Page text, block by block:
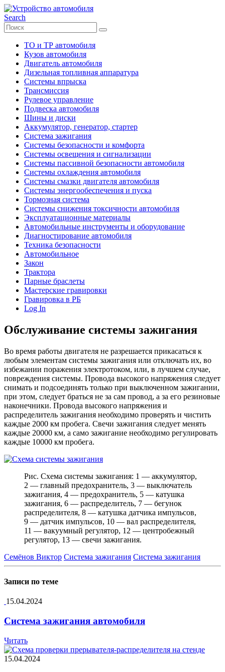
Search
ТО и ТР автомобиля
Кузов автомобиля
Двигатель автомобиля
Дизельная топливная аппаратура
Системы впрыска
Трансмиссия
Рулевое управление
Подвеска автомобиля
Шины и диски
Аккумулятор, генератор, стартер
Система зажигания
Системы безопасности и комфорта
Системы освещения и сигнализации
Системы пассивной безопасности автомобиля
Системы охлаждения автомобиля
Системы смазки двигателя автомобиля
Системы энергообеспечения и пуска
Тормозная система
Системы снижения токсичности автомобиля
Эксплуатационные материалы
Автомобильные инструменты и оборудование
Диагностирование автомобиля
Техника безопасности
Автомобильное
Закон
Трактора
Парные браслеты
Мастерские гравировки
Гравировка в РБ
Log In
Обслуживание системы зажигания
Во время работы двигателя не разрешается прикасаться к
любым элементам системы зажигания или отключать их, во
избежании поражения электротоком, или, в лучшем случае,
повреждения системы. Провода высокого напряжения следует
снимать и подсоединять только при выключенном зажигании,
при этом, следует браться не за сам провод, а за его резиновые
наконечники. Провода высокого напряжения и
распределитель зажигания необходимо проверять и чистить
каждые 2000 км пробега. Свечи зажигания следует менять
каждые 20000 км, а само зажигание необходимо регулировать
каждые 10000 км пробега.
Рис. Схема системы зажигания: 1 — аккумулятор,
2 — главный предохранитель, 3 — выключатель
зажигания, 4 — предохранитель, 5 — катушка
зажигания, 6 — распределитель, 7 — бегунок
распределителя, 8 — катушка датчика импульсов,
9 — датчик импульсов, 10 — вал распределителя,
11 — вакуумный регулятор, 12 — центробежный
регулятор, 13 — свечи зажигания.
Семёнов Виктор Система зажигания Система зажигания
Записи по теме
15.04.2024
Система зажигания автомобиля
Читать
15.04.2024